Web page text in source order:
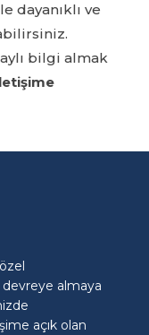
ve
bilgi almak
almaya
açık olan